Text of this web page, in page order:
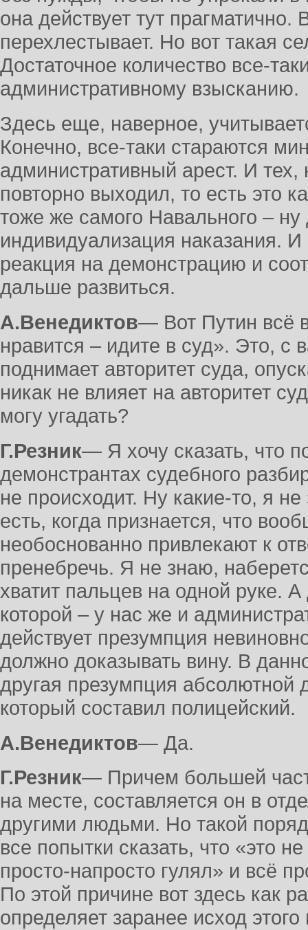
она действует тут
перехлестывает. Но вот такая
Достаточное количество все-
административному взысканию.
Здесь еще, наверное,
Конечно, все-таки стараются
административный арест. И тех,
повторно выходил, то есть это
тоже же самого Навального – ну
индивидуализация наказания.
реакция на демонстрацию и
дальше развиться.
А.Венедиктов― Вот Путин всё
нравится – идите в суд». Это, с
поднимает авторитет суда,
никак не влияет на авторитет
могу угадать?
Г.Резник― Я хочу сказать, что
демонстрантах судебного
не происходит. Ну какие-то, я
есть, когда признается, что
необоснованно привлекают к
пренебречь. Я не знаю,
хватит пальцев на одной руке.
которой – у нас же и
действует презумпция
должно доказывать вину. В
другая презумпция абсолютной
который составил полицейский.
А.Венедиктов― Да.
Г.Резник― Причем большей
на месте, составляется он в
другими людьми. Но такой
все попытки сказать, что «это
просто-напросто гулял» и всё
По этой причине вот здесь как
определяет заранее исход